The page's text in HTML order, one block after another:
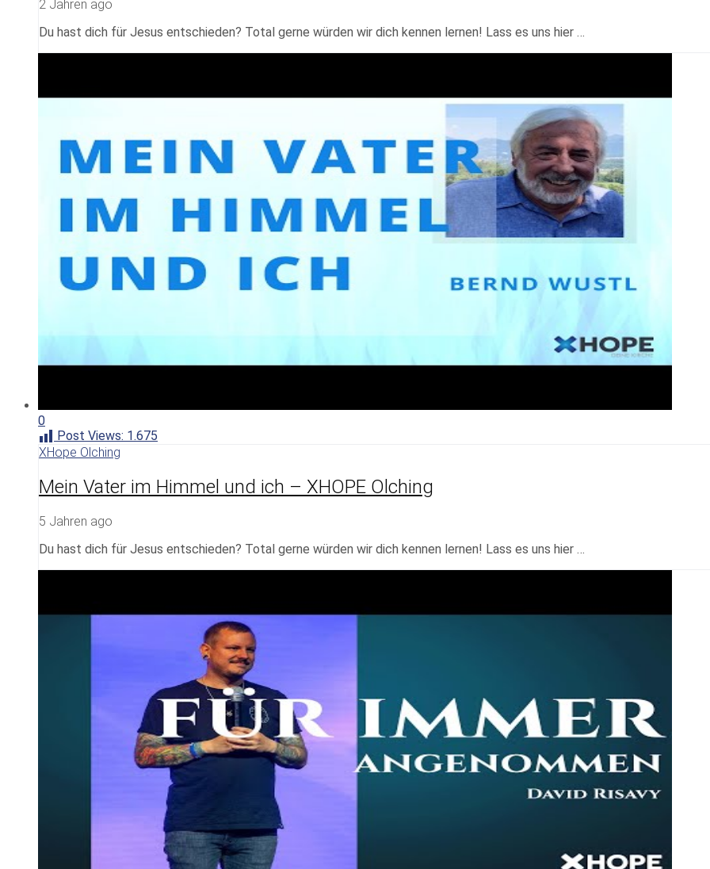
2 Jahren ago
Du hast dich für Jesus entschieden? Total gerne würden wir dich kennen lernen! Lass es uns hier …
0
Post Views: 1.675
XHope Olching
Mein Vater im Himmel und ich – XHOPE Olching
5 Jahren ago
Du hast dich für Jesus entschieden? Total gerne würden wir dich kennen lernen! Lass es uns hier …